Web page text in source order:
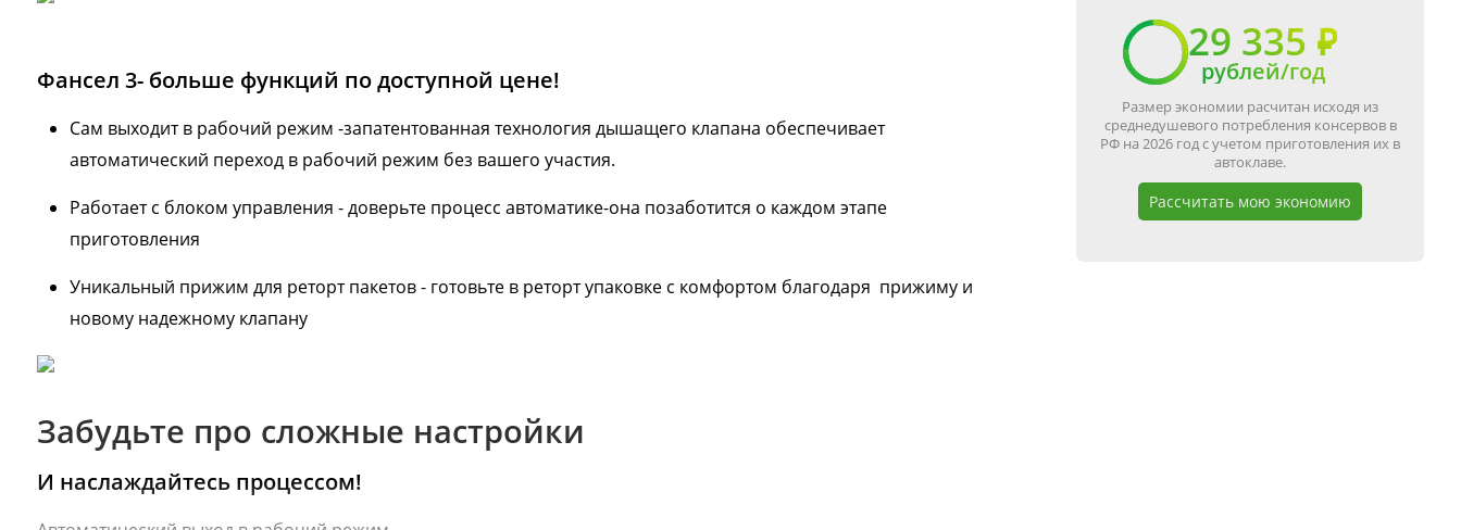
Фансел 3- больше функций по доступной цене!
Сам выходит в рабочий режим -запатентованная технология дышащего клапана обеспечивает
автоматический переход в рабочий режим без вашего участия.
Работает с блоком управления - доверьте процесс автоматике-она позаботится о каждом этапе
приготовления
Уникальный прижим для реторт пакетов - готовьте в реторт упаковке с комфортом благодаря прижиму и
новому надежному клапану
Забудьте про сложные настройки
И наслаждайтесь процессом!
29 335 ₽
рублей/год
Размер экономии расчитан исходя из
среднедушевого потребления консервов в
РФ на 2026 год с учетом приготовления их в
автоклаве.
Рассчитать мою экономию